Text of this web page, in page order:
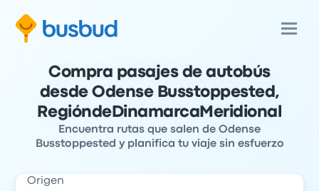
Compra pasajes de autobús
desde Odense Busstoppested,
RegióndeDinamarcaMeridional
Encuentra rutas que salen de Odense
Busstoppested y planifica tu viaje sin esfuerzo
Origen